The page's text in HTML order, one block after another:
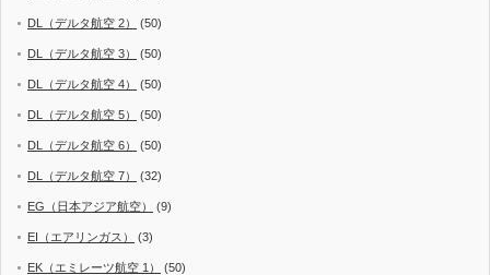
DL（デルタ航空 2） (50)
DL（デルタ航空 3） (50)
DL（デルタ航空 4） (50)
DL（デルタ航空 5） (50)
DL（デルタ航空 6） (50)
DL（デルタ航空 7） (32)
EG（日本アジア航空） (9)
EI（エアリンガス） (3)
EK（エミレーツ航空 1） (50)